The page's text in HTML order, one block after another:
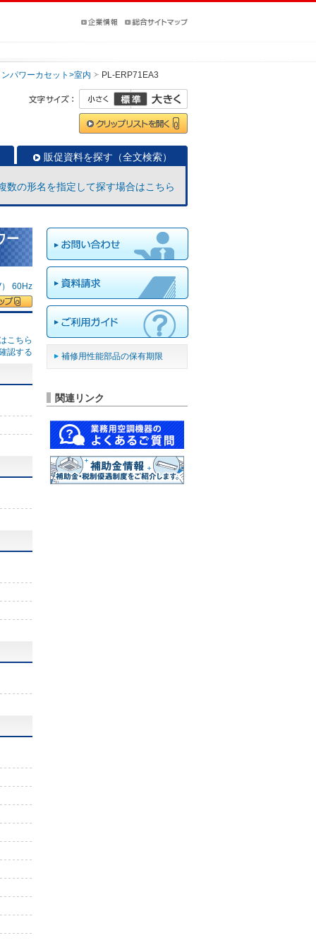
パワーカセット>室内 PL-ERP71EA3
販促資料を探す（全文検索）
数の形名を指定して探す場合はこちら
ー
60Hz
こちら
認する
補修用性能部品の保有期限
関連リンク